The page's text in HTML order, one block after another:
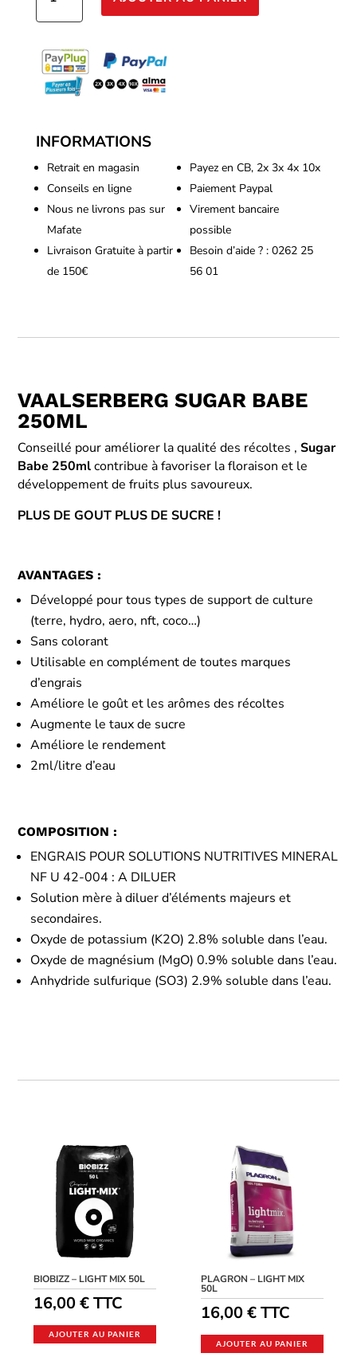
Vaalserberg
Sugar
Babe
250ml
INFORMATIONS
Retrait en magasin
Conseils en ligne
Nous ne livrons pas sur
Mafate
Livraison Gratuite à partir
de 150€
Payez en CB, 2x 3x 4x 10x
Paiement Paypal
Virement bancaire
possible
Besoin d’aide ? : 0262 25
56 01
VAALSERBERG SUGAR BABE
250ML
Conseillé pour améliorer la qualité des récoltes ,Sugar
Babe 250mlcontribue à favoriser la floraison et le
développement de fruits plus savoureux.
PLUS DE GOUT PLUS DE SUCRE !
AVANTAGES :
Développé pour tous types de support de culture
(terre, hydro, aero, nft, coco…)
Sans colorant
Utilisable en complément de toutes marques
d’engrais
Améliore le goût et les arômes des récoltes
Augmente le taux de sucre
Améliore le rendement
2ml/litre d’eau
COMPOSITION :
ENGRAIS POUR SOLUTIONS NUTRITIVES MINERAL
NF U 42-004 : A DILUER
Solution mère à diluer d’éléments majeurs et
secondaires.
Oxyde de potassium (K2O) 2.8% soluble dans l’eau.
Oxyde de magnésium (MgO) 0.9% soluble dans l’eau.
Anhydride sulfurique (SO3) 2.9% soluble dans l’eau.
BIOBIZZ – LIGHT MIX 50L
16,00€ TTC
AJOUTER AU PANIER
PLAGRON – LIGHT MIX
50L
16,00€TTC
AJOUTER AU PANIER